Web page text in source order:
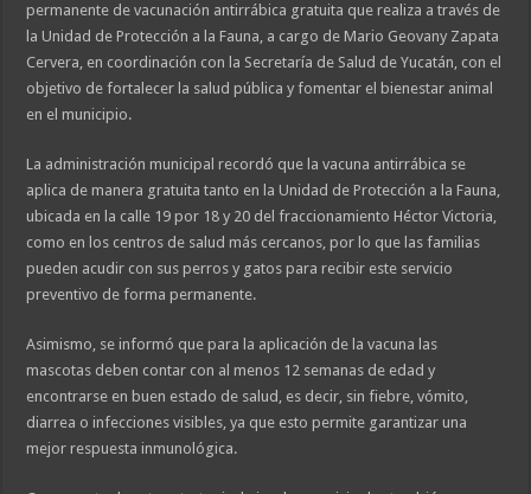
permanente de vacunación antirrábica gratuita que realiza a través de
la Unidad de Protección a la Fauna, a cargo de Mario Geovany Zapata
Cervera, en coordinación con la Secretaría de Salud de Yucatán, con el
objetivo de fortalecer la salud pública y fomentar el bienestar animal
en el municipio.
La administración municipal recordó que la vacuna antirrábica se
aplica de manera gratuita tanto en la Unidad de Protección a la Fauna,
ubicada en la calle 19 por 18 y 20 del fraccionamiento Héctor Victoria,
como en los centros de salud más cercanos, por lo que las familias
pueden acudir con sus perros y gatos para recibir este servicio
preventivo de forma permanente.
Asimismo, se informó que para la aplicación de la vacuna las
mascotas deben contar con al menos 12 semanas de edad y
encontrarse en buen estado de salud, es decir, sin fiebre, vómito,
diarrea o infecciones visibles, ya que esto permite garantizar una
mejor respuesta inmunológica.